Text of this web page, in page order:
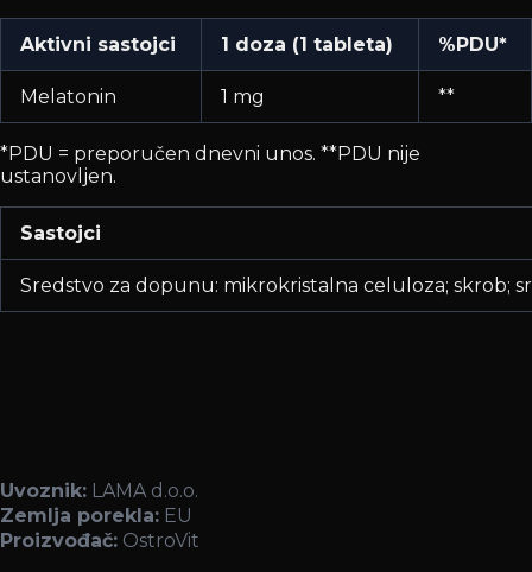
Aktivni sastojci 1 doza (1 tableta) %PDU*
Melatonin 1 mg **
*PDU = preporučen dnevni unos. **PDU nije
ustanovljen.
Sastojci
Sredstvo za dopunu: mikrokristalna celuloza; skrob;
Uvoznik: LAMA d.o.o.
Zemlja porekla: EU
Proizvođač: OstroVit